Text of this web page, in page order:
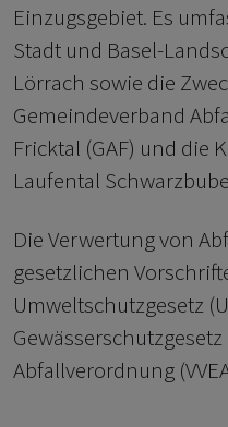
Einzugsgebiet. Es
Stadt und Basel-
Lörrach sowie die
Gemeindeverband
Fricktal (GAF) und die
Laufental
Die Verwertung von
gesetzlichen
Umweltschutzgesetz
Abfallverordnung